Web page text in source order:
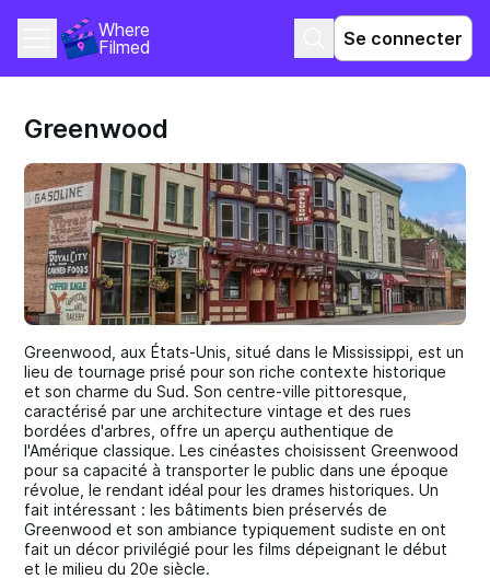
Where
Filmed
Se connecter
Greenwood
Greenwood, aux États-Unis, situé dans le Mississippi, est un
lieu de tournage prisé pour son riche contexte historique
et son charme du Sud. Son centre-ville pittoresque,
caractérisé par une architecture vintage et des rues
bordées d'arbres, offre un aperçu authentique de
l'Amérique classique. Les cinéastes choisissent Greenwood
pour sa capacité à transporter le public dans une époque
révolue, le rendant idéal pour les drames historiques. Un
fait intéressant : les bâtiments bien préservés de
Greenwood et son ambiance typiquement sudiste en ont
fait un décor privilégié pour les films dépeignant le début
et le milieu du 20e siècle.